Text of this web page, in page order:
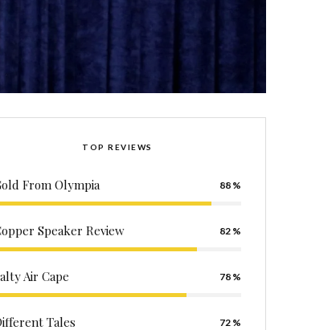
TOP REVIEWS
From Olympia 88
Speaker Review 82
Air Cape 78
Tales 72